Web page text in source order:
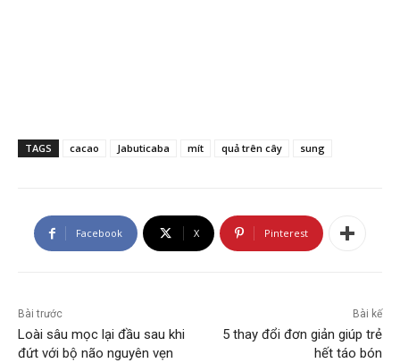
TAGS cacao Jabuticaba mít quả trên cây sung
Facebook X Pinterest
Bài trước
Loài sâu mọc lại đầu sau khi
đứt với bộ não nguyên vẹn
Bài kế
5 thay đổi đơn giản giúp trẻ
hết táo bón